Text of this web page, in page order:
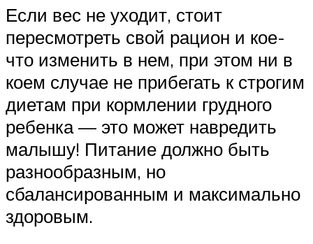
Если вес не уходит, стоит
пересмотреть свой рацион и кое-
что изменить в нем, при этом ни в
коем случае не прибегать к строгим
диетам при кормлении грудного
ребенка — это может навредить
малышу! Питание должно быть
разнообразным, но
сбалансированным и максимально
здоровым.